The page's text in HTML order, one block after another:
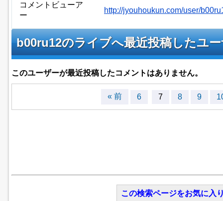
コメントビューア
ー
http://jyouhoukun.com/user/
b00ru12のライブへ最近投稿したユ
このユーザーが最近投稿したコメントはありません。
« 前 6 7 8 9
この検索ページをお気に入